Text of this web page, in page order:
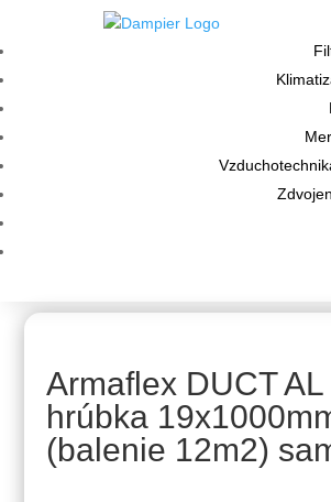
Armaflex DUCT
hrúbka
(balenie 12m2)